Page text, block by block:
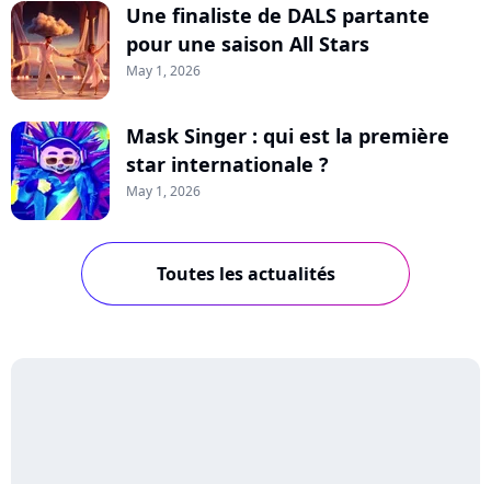
Une finaliste de DALS partante
pour une saison All Stars
May 1, 2026
Mask Singer : qui est la première
star internationale ?
May 1, 2026
Toutes les actualités